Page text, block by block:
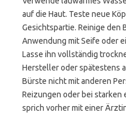
auf die Haut. Teste neue
Gesichtspartie. Reinige den
Anwendung mit Seife oder
Lasse ihn vollständig
Hersteller oder spätestens
Bürste nicht mit anderen
Reizungen oder bei
sprich vorher mit einer